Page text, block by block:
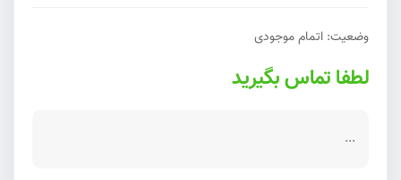
وضعیت: اتمام موجودی
لطفا تماس بگیرید
...